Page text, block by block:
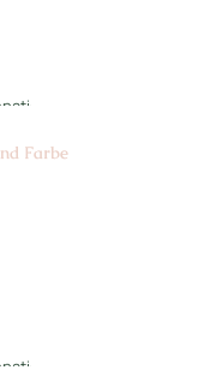
Farbe